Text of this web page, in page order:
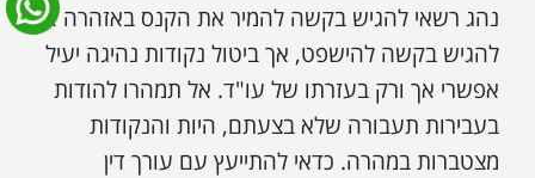
נהג רשאי להגיש בקשה להמיר את הקנס באזהרה או
להגיש בקשה להישפט, אך ביטול נקודות נהיגה יעיל
אפשרי אך ורק בעזרתו של עו"ד. אל תמהרו להודות
בעבירות תעבורה שלא בצעתם, היות והנקודות
מצטברות במהרה. כדאי להתייעץ עם עורך דין